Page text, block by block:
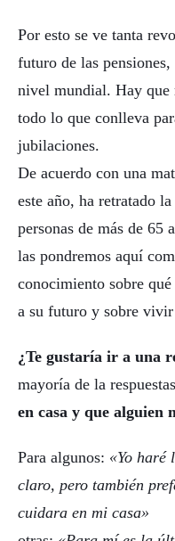
Por esto se ve tanta
futuro de las
nivel mundial. Hay que
todo lo que conlleva
jubilaciones.
De acuerdo con una
este año, ha retratado
personas de más de 65
las pondremos aquí
conocimiento sobre qué
a su futuro y sobre
¿Te gustaría ir a una
mayoría de la
en casa y que alguien
Para algunos: «Yo haré
claro, pero también
cuidara en mi casa»